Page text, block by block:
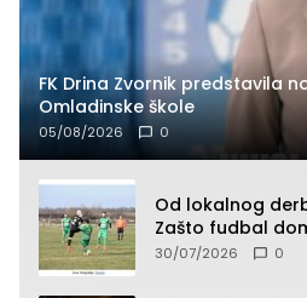
FK Drina Zvornik predstavila
Omladinske škole
05/08/2026 0
Od lokalnog
Zašto fudbal
klađenjem
30/07/2026 0